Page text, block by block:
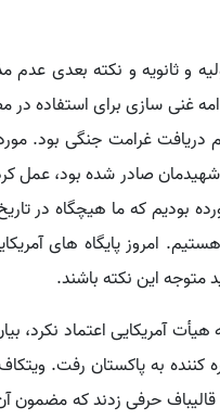
و ثانویه و نکته بعدی عدم
غنی سازی برای استفاده
غرامت جنگی بود.
صادر شده بود، عمل
بودیم که ما هیچگاه در
هستیم. امروز پایگاه های
متوجه این نکته باشند.
هیأت آمریکایی اعتماد نکرد،
به پاکستان رفت.
حرفی زدند که مضمون